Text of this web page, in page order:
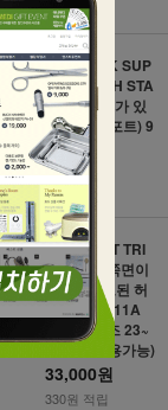
950원 적립
[LP] BACK SUP
PORT-WITH STA
YS (지지대가 있
는 허리 서포트) 9
19
67,000원
670원 적립
[LP] WAIST TRI
MMER 양쪽면이
나일론으로된 허
리서포트 711A
(프리사이즈 23~
41인치 착용가능)
33,000원
330원 적립